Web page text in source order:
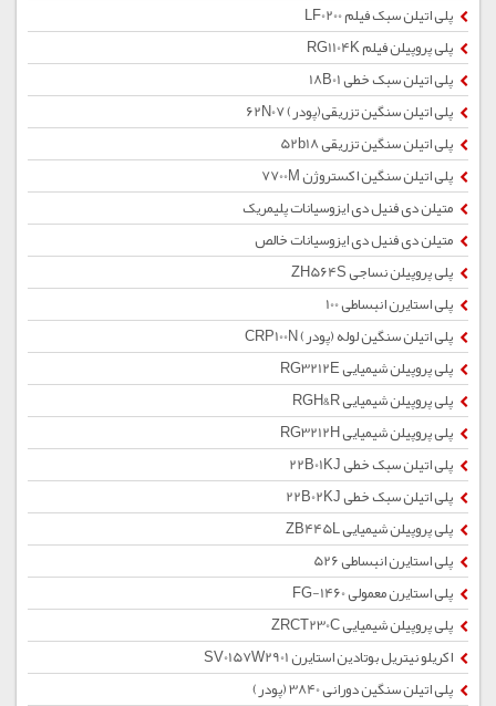
پلی اتیلن سبک فیلم LF0200
پلی پروپیلن فیلم RG1104K
پلی اتیلن سبک خطی 18B01
پلی اتیلن سنگین تزریقی(پودر) 62N07
پلی اتیلن سنگین تزریقی 52b18
پلی اتیلن سنگین اکستروژن 7700M
متیلن دی فنیل دی ایزوسیانات پلیمریک
متیلن دی فنیل دی ایزوسیانات خالص
پلی پروپیلن نساجی ZH564S
پلی استایرن انبساطی 100
پلی اتیلن سنگین لوله (پودر) CRP100N
پلی پروپیلن شیمیایی RG3212E
پلی پروپیلن شیمیایی RGH&R
پلی پروپیلن شیمیایی RG3212H
پلی اتیلن سبک خطی 22B01KJ
پلی اتیلن سبک خطی 22B02KJ
پلی پروپیلن شیمیایی ZB445L
پلی استایرن انبساطی 526
پلی استایرن معمولی 1460-FG
پلی پروپیلن شیمیایی ZRCT230C
اکریلو نیتریل بوتادین استایرن SV0157W2901
پلی اتیلن سنگین دورانی 3840 (پودر)